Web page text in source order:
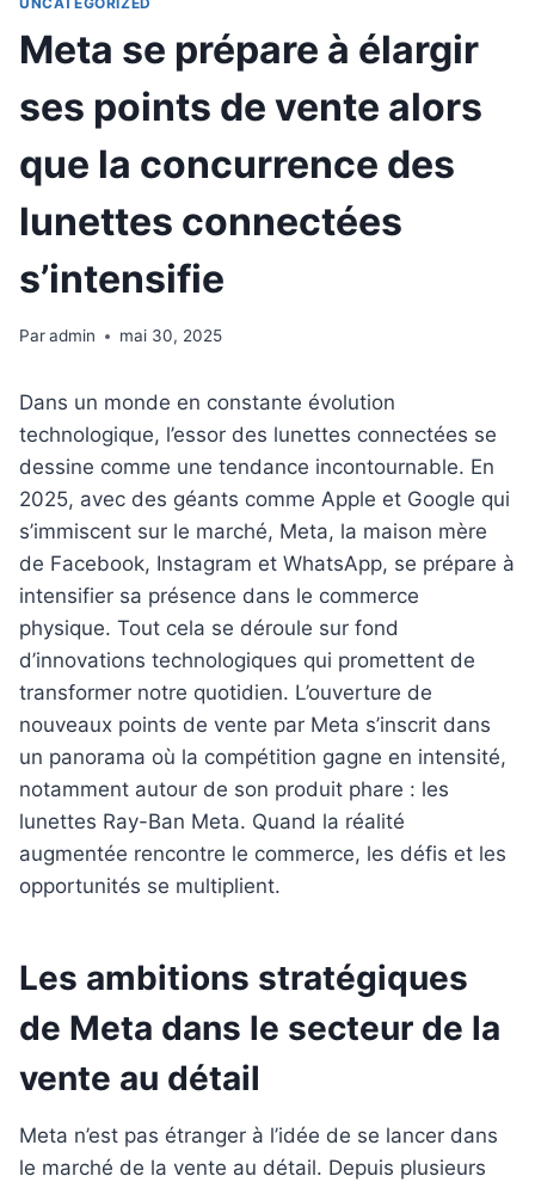
Meta se prépare à élargir
ses points de vente alors
que la concurrence des
lunettes connectées
s’intensifie
Paradmin mai 30, 2025
Dans un monde en constante évolution
technologique, l’essor des lunettes connectées se
dessine comme une tendance incontournable. En
2025, avec des géants comme Apple et Google qui
s’immiscent sur le marché, Meta, la maison mère
de Facebook, Instagram et WhatsApp, se prépare à
intensifier sa présence dans le commerce
physique. Tout cela se déroule sur fond
d’innovations technologiques qui promettent de
transformer notre quotidien. L’ouverture de
nouveaux points de vente par Meta s’inscrit dans
un panorama où la compétition gagne en intensité,
notamment autour de son produit phare : les
lunettes Ray-Ban Meta. Quand la réalité
augmentée rencontre le commerce, les défis et les
opportunités se multiplient.
Les ambitions stratégiques
de Meta dans le secteur de la
vente au détail
Meta n’est pas étranger à l’idée de se lancer dans
le marché de la vente au détail. Depuis plusieurs